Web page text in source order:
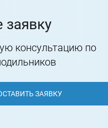
заявку
консультацию по
ЗАЯВКУ